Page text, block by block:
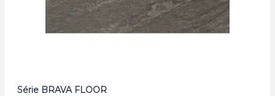
Série BRAVA FLOOR